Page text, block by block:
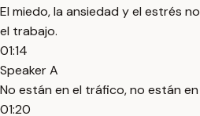
El miedo, la ansiedad y el estrés
el trabajo.
01:14
Speaker A
No están en el tráfico, no están
01:20